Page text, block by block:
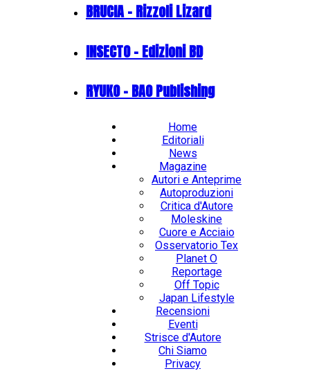
BRUCIA - Rizzoli Lizard
INSECTO - Edizioni BD
RYUKO - BAO Publishing
Home
Editoriali
News
Magazine
Autori e Anteprime
Autoproduzioni
Critica d'Autore
Moleskine
Cuore e Acciaio
Osservatorio Tex
Planet O
Reportage
Off Topic
Japan Lifestyle
Recensioni
Eventi
Strisce d'Autore
Chi Siamo
Privacy